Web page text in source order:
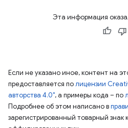
Эта информация
Если не указано иное, контент на
предоставляется полицензии
авторства 4.0", а примеры кода – по
Подробнее об этом написано в
зарегистрированный товарный